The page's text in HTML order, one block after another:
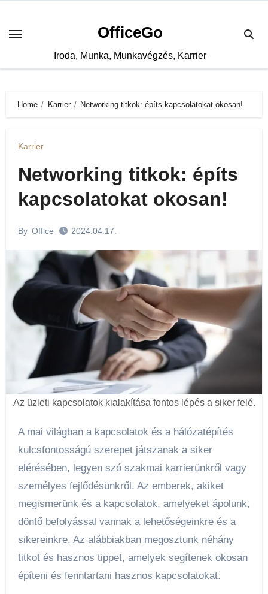
content
OfficeGo
Iroda, Munka, Munkavégzés, Karrier
Home Karrier Networking titkok: építs kapcsolatokat okosan!
Karrier
Networking titkok: építs
kapcsolatokat okosan!
By Office 2024.04.17.
Az üzleti kapcsolatok kialakítása fontos lépés a siker felé.
A mai világban a kapcsolatok és a hálózatépítés
kulcsfontosságú szerepet játszanak a siker
elérésében, legyen szó szakmai karrierünkről vagy
személyes fejlődésünkről. Az emberek, akiket
megismerünk és a kapcsolatok, amelyeket ápolunk,
döntő befolyással vannak a lehetőségeinkre és a
sikereinkre. Az alábbiakban megosztunk néhány
titkot és hasznos tippet, amelyek segítenek okosan
építeni és fenntartani hasznos kapcsolatokat.